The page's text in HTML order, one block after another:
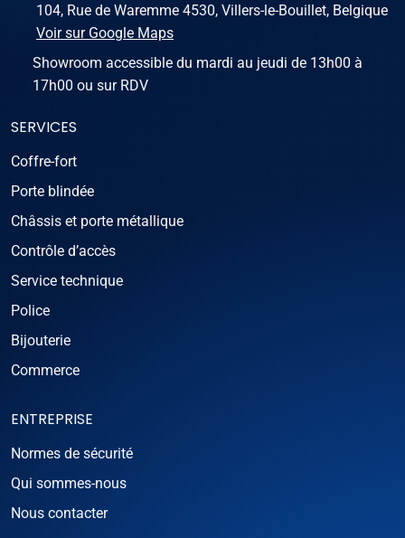
104, Rue de Waremme 4530, Villers-le-Bouillet, Belgique
Voir sur Google Maps
Showroom accessible du mardi au jeudi de 13h00 à
17h00 ou sur RDV
SERVICES
Coffre-fort
Porte blindée
Châssis et porte métallique
Contrôle d’accès
Service technique
Police
Bijouterie
Commerce
ENTREPRISE
Normes de sécurité
Qui sommes-nous
Nous contacter